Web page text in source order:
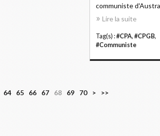
communiste
Lire la suite
Tag(s) :#CPA, #CPGB,
#Communiste
64 65 66 67 68 69 70
8
9
1
2
3
> >>